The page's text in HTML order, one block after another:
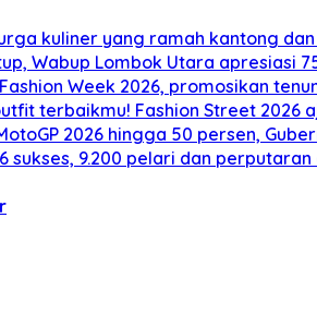
kuliner yang ramah kantong
Wabup Lombok Utara apresiasi
Week 2026, promosikan
terbaikmu! Fashion Street 2026
2026 hingga 50 persen,
sukses, 9.200 pelari dan